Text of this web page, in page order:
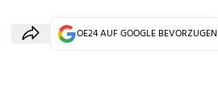
OE24 AUF GOOGLE BEVORZUGEN